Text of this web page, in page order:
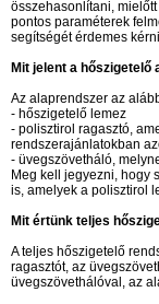
összehasonlítani,
pontos paraméterek
segítségét érdemes
Mit jelent a hőszigetelő
Az alaprendszer az
- hőszigetelő lemez
- polisztirol ragasztó,
rendszerajánlatokban
- üvegszövetháló,
Meg kell jegyezni, hogy
is, amelyek a polisztirol
Mit értünk teljes
A teljes hőszigetelő
ragasztót, az
üvegszövethálóval, az